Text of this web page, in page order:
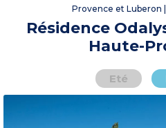
Provence et Luberon
Résidence
Haute-
Eté